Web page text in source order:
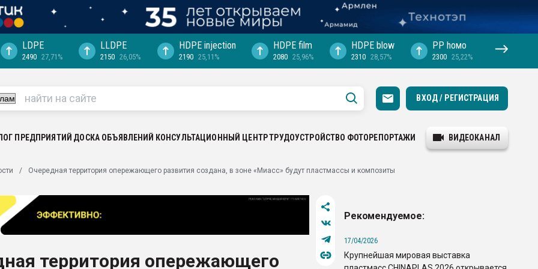
выходит на
рынке
LDPE
2490 27,71%
LLDPE
2150 26,05%
HDPE injection
2190 25,11%
HDPE film
2080 25,96%
HDPE blow
2310 28,57%
PP hомо
2300 25,22%
ВХОД / РЕГИСТРАЦИЯ
ПРЕДПРИЯТИЙ ДОСКА ОБЪЯВЛЕНИЙ КОНСУЛЬТАЦИОННЫЙ ЦЕНТРТРУДОУСТРОЙСТВО ФОТОРЕПОРТАЖИ ВИДЕОКАНАЛ
Очередная территория опережающего развития создана, в зоне «Миасс» будут пластмассы и композиты
территория опережающего
Рекомендуемое:
17/04/2026
Крупнейшая мировая выставка